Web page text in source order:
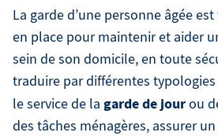
La garde d’une personne âgée
en place pour maintenir et aider
sein de son domicile, en toute
traduire par différentes
le service de la garde de jourou
des tâches ménagères, assurer